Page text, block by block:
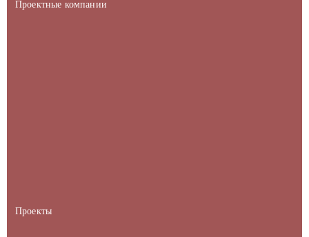
Проектные компании
Проекты